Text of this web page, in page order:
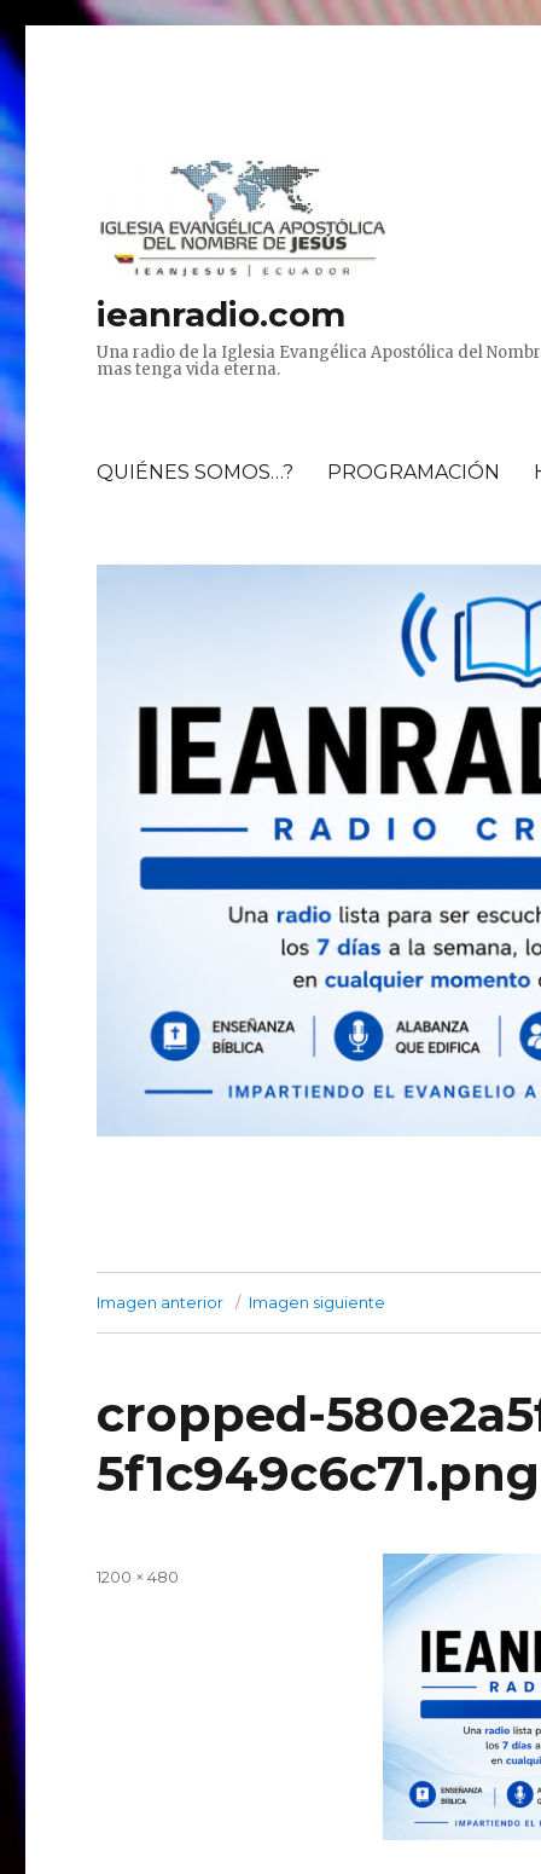
ieanradio.com
Una radio de la Iglesia Evangélica Apostólica del
mas tenga vida eterna.
QUIÉNES SOMOS…? PROGRAMACIÓN
Imagen anterior Imagen siguiente
cropped-
5f1c949c6c71.png
Publicado
Tamaño
1200 × 480